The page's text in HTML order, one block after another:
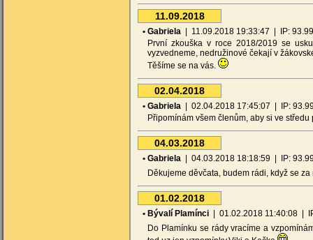
11.09.2018
• Gabriela | 11.09.2018 19:33:47 | IP:
První zkouška v roce 2018/2019 se
vyzvedneme, nedružinové čekají v
Těšíme se na vás.
02.04.2018
• Gabriela | 02.04.2018 17:45:07 | IP:
Připomínám všem členům, aby si ve
04.03.2018
• Gabriela | 04.03.2018 18:18:59 | IP:
Děkujeme děvčata, budem rádi, když se
01.02.2018
• Bývalí Plamínci | 01.02.2018 11:40:08 |
Do Plamínku se rády vracíme a